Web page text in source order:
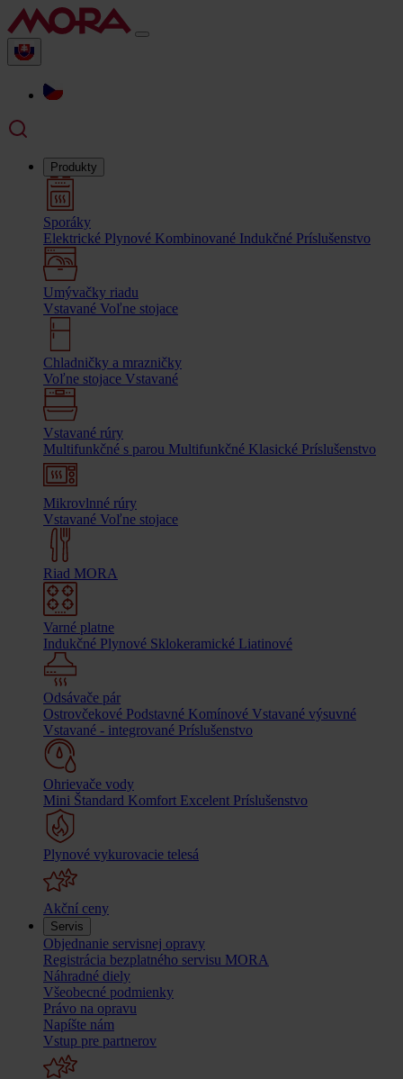
Produkty
Sporáky
Elektrické Plynové Kombinované Indukčné Príslušenstvo
Umývačky riadu
Vstavané Voľne stojace
Chladničky a mrazničky
Voľne stojace Vstavané
Vstavané rúry
Multifunkčné s parou Multifunkčné Klasické Príslušenstvo
Mikrovlnné rúry
Vstavané Voľne stojace
Riad MORA
Varné platne
Indukčné Plynové Sklokeramické Liatinové
Odsávače pár
Ostrovčekové Podstavné Komínové Vstavané výsuvné
Vstavané - integrované Príslušenstvo
Ohrievače vody
Mini Štandard Komfort Excelent Príslušenstvo
Plynové vykurovacie telesá
Akční ceny
Servis
Objednanie servisnej opravy
Registrácia bezplatného servisu MORA
Náhradné diely
Všeobecné podmienky
Právo na opravu
Napíšte nám
Vstup pre partnerov